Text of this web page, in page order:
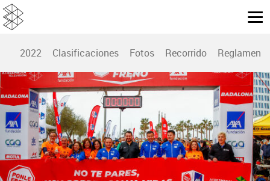
2022 Clasificaciones Fotos Recorrido Reglamento